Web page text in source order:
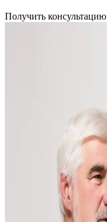
Получить консультацию